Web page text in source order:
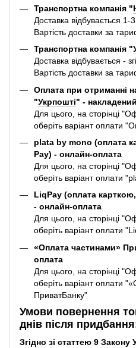
Транспортна компанія "
Доставка відбувається 1-
Вартість доставки за
Транспортна компанія "
Доставка відбувається -
Вартість доставки за
Оплата при отриманні
"Укрпошті" -
Для цього, на сторінці
оберіть варіант оплати
plata by mono (оплата
Pay) - онлайн-оплата
Для цього, на сторінці
оберіть варіант оплати
LiqPay (оплата
- онлайн-оплата
Для цього, на сторінці
оберіть варіант оплати
«Оплата частинами»
оплата
Для цього, на сторінці
оберіть варіант оплати
ПриватБанку"
Умови повернення
днів після
Згідно зі статтею 9